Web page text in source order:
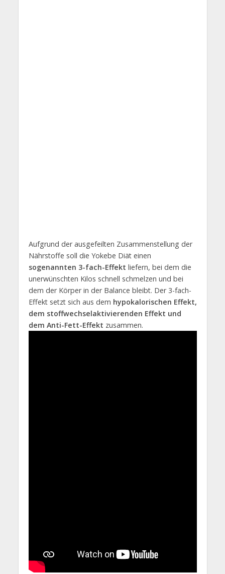
Aufgrund der ausgefeilten Zusammenstellung der
Nährstoffe soll die Yokebe Diät einen
sogenannten 3-fach-Effekt liefern, bei dem die
unerwünschten Kilos schnell schmelzen und bei
dem der Körper in der Balance bleibt. Der 3-fach-
Effekt setzt sich aus dem hypokalorischen Effekt,
dem stoffwechselaktivierenden Effekt und
dem Anti-Fett-Effekt zusammen.